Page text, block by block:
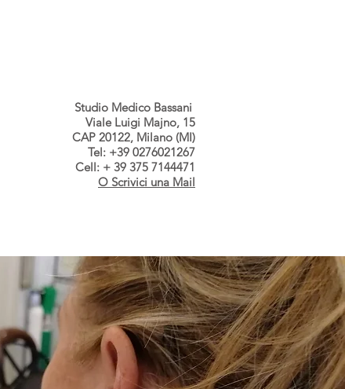
Studio Medico Bassani
Viale Luigi Majno, 15
CAP 20122, Milano (MI)
Tel: +39 0276021267
Cell: + 39 375 7144471
O Scrivici una Mail